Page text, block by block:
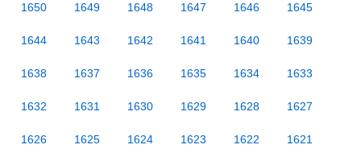
1650 1649 1648 1647 1646 1645
1644 1643 1642 1641 1640 1639
1638 1637 1636 1635 1634 1633
1632 1631 1630 1629 1628 1627
1626 1625 1624 1623 1622 1621